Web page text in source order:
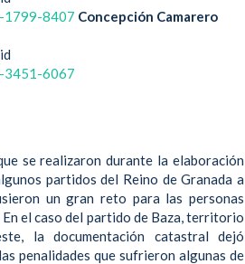
8407 Concepción Camarero
6067
se realizaron durante la elaboración
partidos del Reino de Granada a
un gran reto para las personas
el caso del partido de Baza, territorio
la documentación catastral dejó
penalidades que sufrieron algunas de